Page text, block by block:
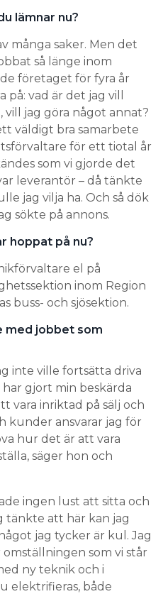
lämnar nu?
många saker. Men det
så länge inom
företaget för fyra år
vad är det jag vill
vill jag göra något annat?
väldigt bra samarbete
för ett tiotal år
som vi gjorde det
leverantör – då tänkte
jag vilja ha. Och så dök
sökte på annons.
hoppat på nu?
el på
inom Region
buss- och sjösektion.
med jobbet som
inte ville fortsätta driva
gjort min beskärda
vara inriktad på sälj och
kunder ansvarar jag för
hur det är att vara
säger hon och
ingen lust att sitta och
tänkte att här kan jag
jag tycker är kul. Jag
som vi står
ny teknik och i
elektrifieras, både